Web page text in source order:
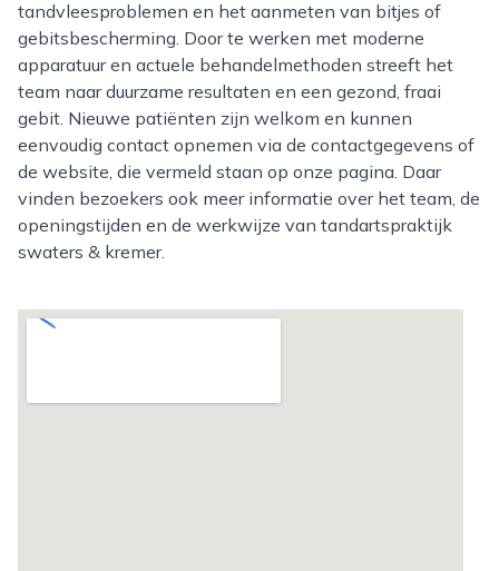
tandvleesproblemen en het aanmeten van bitjes of
gebitsbescherming. Door te werken met moderne
apparatuur en actuele behandelmethoden streeft het
team naar duurzame resultaten en een gezond, fraai
gebit. Nieuwe patiënten zijn welkom en kunnen
eenvoudig contact opnemen via de contactgegevens of
de website, die vermeld staan op onze pagina. Daar
vinden bezoekers ook meer informatie over het team, de
openingstijden en de werkwijze van tandartspraktijk
swaters & kremer.